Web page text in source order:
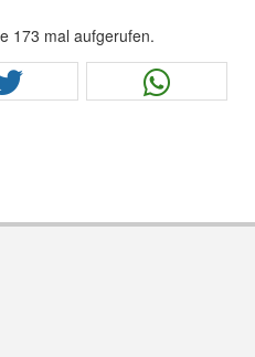
173 mal aufgerufen.